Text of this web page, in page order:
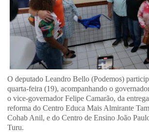
O deputado Leandro Bello (Podemos)
quarta-feira (19), acompanhando o
o vice-governador Felipe Camarão, da
reforma do Centro Educa Mais Almirante
Cohab Anil, e do Centro de Ensino João
Turu.